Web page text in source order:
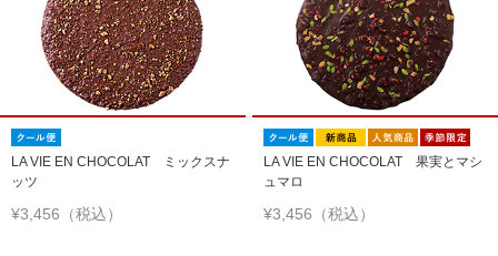
LA VIE EN CHOCOLAT ミックスナ
ッツ
¥3,456（税込）
LA VIE EN CHOCOLAT 果実とマシ
ュマロ
¥3,456（税込）